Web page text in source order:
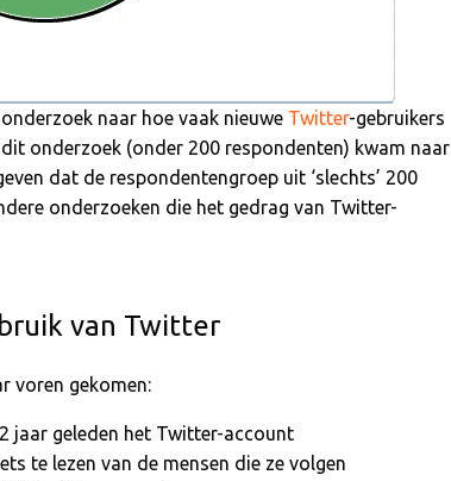
naar hoe vaak nieuwe Twitter-gebruikers
onderzoek (onder 200 respondenten) kwam naar
dat de respondentengroep uit ‘slechts’ 200
onderzoeken die het gedrag van Twitter-
van Twitter
voren gekomen:
jaar geleden het Twitter-account
te lezen van de mensen die ze volgen